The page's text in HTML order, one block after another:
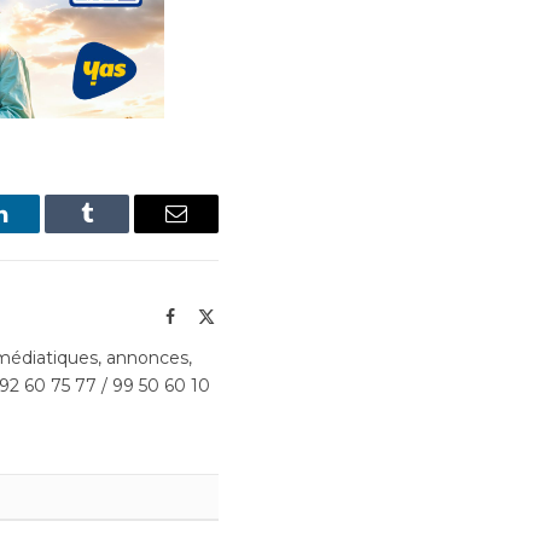
Tumblr Email
Facebook
annonces,
60 75 77 / 99 50 60 10